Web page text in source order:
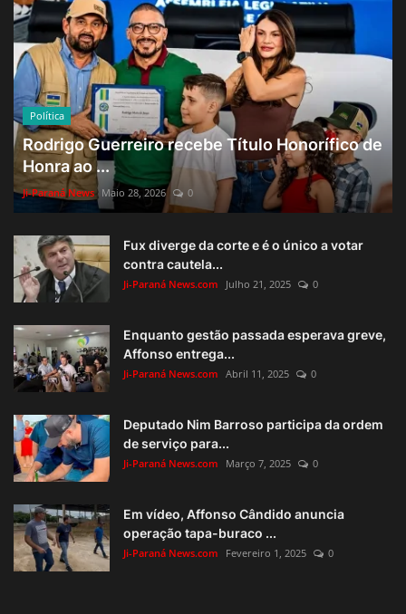
Política
Rodrigo Guerreiro recebe Título Honorífico de
Honra ao ...
Ji-Paraná News Maio 28, 2026 0
Fux diverge da corte e é o único a votar
contra cautela...
Ji-Paraná News.com Julho 21, 2025 0
Enquanto gestão passada esperava greve,
Affonso entrega...
Ji-Paraná News.com Abril 11, 2025 0
Deputado Nim Barroso participa da ordem
de serviço para...
Ji-Paraná News.com Março 7, 2025 0
Em vídeo, Affonso Cândido anuncia
operação tapa-buraco ...
Ji-Paraná News.com Fevereiro 1, 2025 0